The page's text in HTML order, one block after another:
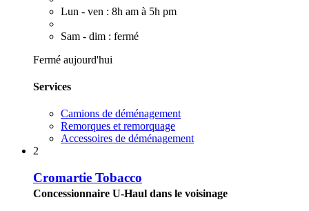
Lun - ven : 8h am à 5h pm
Sam - dim : fermé
Fermé aujourd'hui
Services
Camions de déménagement
Remorques et remorquage
Accessoires de déménagement
2
Cromartie Tobacco
Concessionnaire U-Haul dans le voisinage